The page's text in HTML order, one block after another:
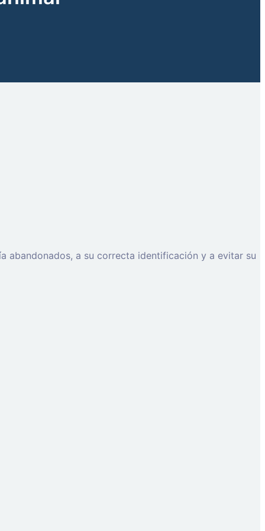
abandonados, a su correcta identificación y a evitar su